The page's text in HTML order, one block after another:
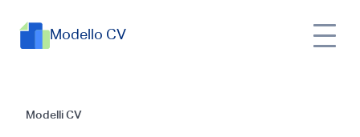
Modello CV
Modelli CV
Guida alla Creazione